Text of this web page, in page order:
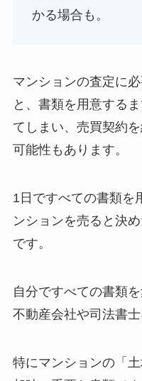
かる場合も。
マンションの査定に
と、書類を用意する
てしまい、売買契約
可能性もあります。
1日ですべての書類を
ンションを売ると決
です。
自分ですべての書類
不動産会社や司法書
特にマンションの「